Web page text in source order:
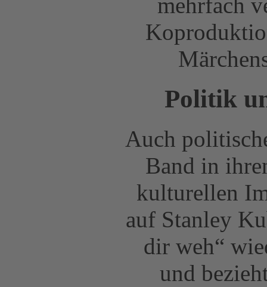
mehrfach
Politik
Auch
Band in
kulturellen
auf Stanley
dir weh“
und